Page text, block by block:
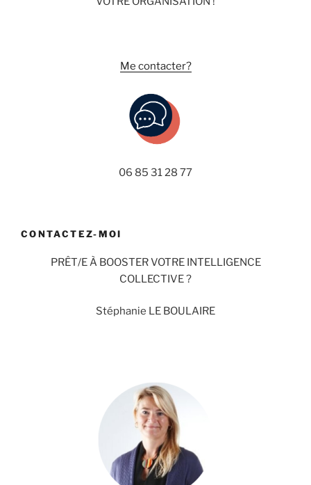
Me contacter?
06 85 31 28 77
CONTACTEZ-MOI
PRÊT/E À BOOSTER VOTRE INTELLIGENCE
COLLECTIVE ?
Stéphanie LE BOULAIRE